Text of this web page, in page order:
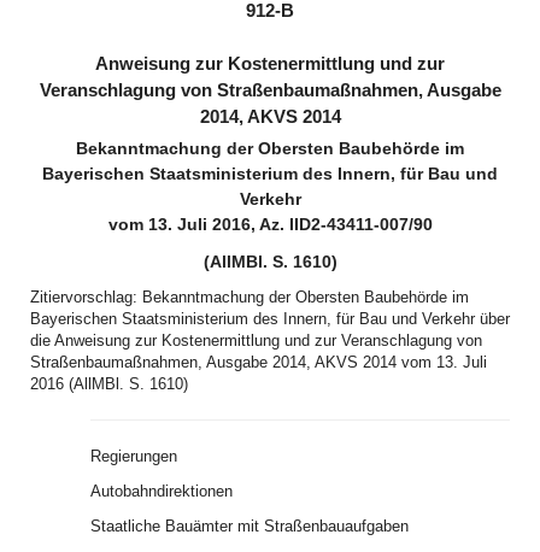
912-B
Anweisung zur Kostenermittlung und zur
Veranschlagung von Straßenbaumaßnahmen, Ausgabe
2014, AKVS 2014
Bekanntmachung der Obersten Baubehörde im
Bayerischen Staatsministerium des Innern, für Bau und
Verkehr
vom 13. Juli 2016, Az. IID2-43411-007/90
(AllMBl. S. 1610)
Zitiervorschlag: Bekanntmachung der Obersten Baubehörde im
Bayerischen Staatsministerium des Innern, für Bau und Verkehr über
die Anweisung zur Kostenermittlung und zur Veranschlagung von
Straßenbaumaßnahmen, Ausgabe 2014, AKVS 2014 vom 13. Juli
2016 (AllMBl. S. 1610)
Regierungen
Autobahndirektionen
Staatliche Bauämter mit Straßenbauaufgaben